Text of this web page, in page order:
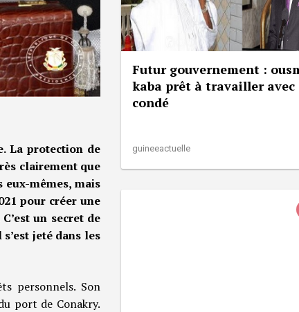
La protection de
clairement que
eux-mêmes, mais
pour créer une
un secret de
jeté dans les
personnels. Son
port de Conakry.
Futur gouvernement :
kaba prêt à travailler avec
condé
guineeactuelle